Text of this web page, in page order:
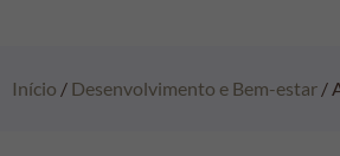
Início / Desenvolvimento e Bem-estar /